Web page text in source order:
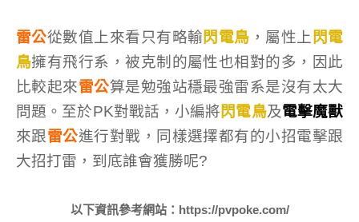
雷公從數值上來看只有略輸閃電鳥 ，屬性上 閃電
鳥擁有飛行系，被克制的屬性也相對的多，因此
比較起來雷公算是勉強站穩最強雷系是沒有太大
問題。至於PK對戰話，小編將閃電鳥及電擊魔獸
來跟雷公進行對戰，同樣選擇都有的小招電擊跟
大招打雷，到底誰會獲勝呢?
以下資訊參考網站：https://pvpoke.com/